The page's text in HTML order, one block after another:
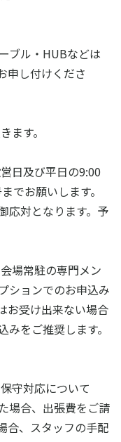
ブル・HUBなどは
申し付けくださ
ます。
日及び平日の9:00
でお願いします。
応対となります。予
場常駐の専門メン
ションでのお申込み
お受け出来ない場合
をご推奨します。
守対応について
場合、出張費をご請
合、スタッフの手配